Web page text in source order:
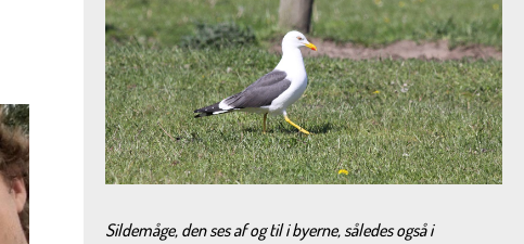
Sildemåge, den ses af og til i byerne, således også i